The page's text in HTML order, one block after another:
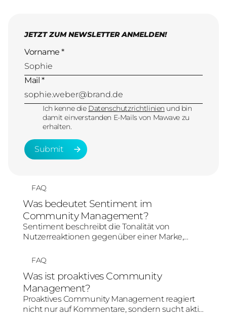
FAQ
Was bedeutet Sentiment im
Community Management?
Sentiment beschreibt die Tonalität von
Nutzerreaktionen gegenüber einer Marke,
Management hilft Sentiment zu erkennen, ob
Kommentare eher positiv, neutral, kritisch oder
negativ ausfallen.
FAQ
Was ist proaktives Community
Management?
Proaktives Community Management reagiert
nicht nur auf Kommentare, sondern sucht aktiv
JETZT ZUM NEWSLETTER ANMELDEN!
Vorname *
Mail *
Ich kenne die Datenschutzrichtlinien und bin
damit einverstanden E-Mails von Mawave zu
erhalten.
Submit